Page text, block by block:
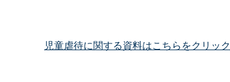
児童虐待に関する資料はこちらをクリック